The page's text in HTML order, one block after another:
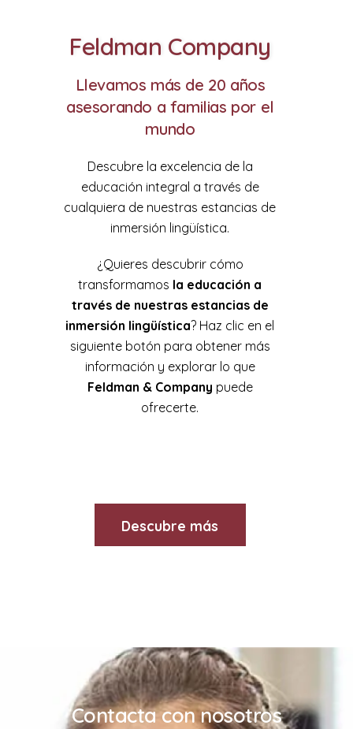
Feldman Company
Llevamos más de 20 años
asesorando a familias por el
mundo
Descubre la excelencia de la
educación integral a través de
cualquiera de nuestras estancias de
inmersión lingüística.
¿Quieres descubrir cómo
transformamos la educación a
través de nuestras estancias de
inmersión lingüística? Haz clic en el
siguiente botón para obtener más
información y explorar lo que
Feldman & Company puede
ofrecerte.
Descubre más
Contacta con nosotros